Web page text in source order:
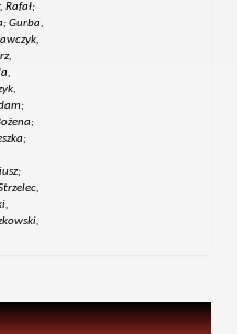
Rafał;
Gurba,